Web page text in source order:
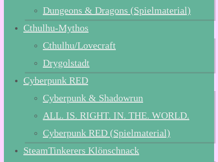
Dungeons & Dragons (Spielmaterial)
Cthulhu-Mythos
Cthulhu/Lovecraft
Drygolstadt
Cyberpunk RED
Cyberpunk & Shadowrun
ALL. IS. RIGHT. IN. THE. WORLD.
Cyberpunk RED (Spielmaterial)
SteamTinkerers Klönschnack